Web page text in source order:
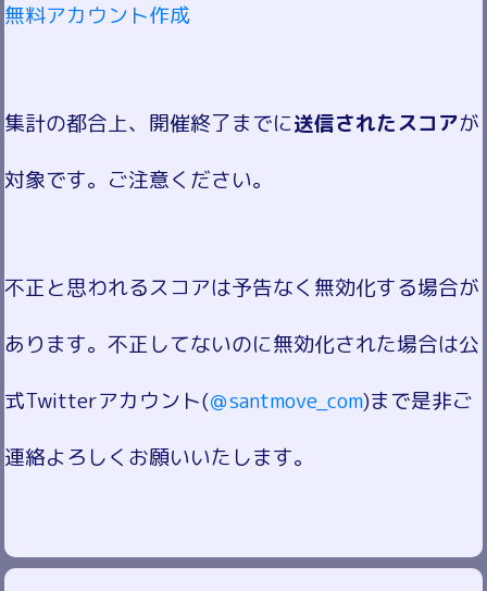
無料アカウント作成
集計の都合上、開催終了までに送信されたスコアが
対象です。ご注意ください。
不正と思われるスコアは予告なく無効化する場合が
あります。不正してないのに無効化された場合は公
式Twitterアカウント(＠santmove_com)まで是非ご
連絡よろしくお願いいたします。